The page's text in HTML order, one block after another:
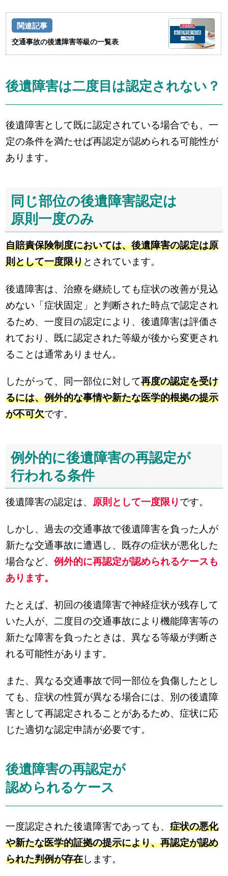
交通事故の後遺障害等級の一覧表
後遺障害は二度目は認定されない？
後遺障害として既に認定されている場合でも、一
定の条件を満たせば再認定が認められる可能性が
あります。
同じ部位の後遺障害認定は
原則一度のみ
自賠責保険制度においては、後遺障害の認定は原
則として一度限りとされています。
後遺障害は、治療を継続しても症状の改善が見込
めない「症状固定」と判断された時点で認定され
るため、一度目の認定により、後遺障害は評価さ
れており、既に認定された等級が後から変更され
ることは通常ありません。
したがって、同一部位に対して再度の認定を受け
るには、例外的な事情や新たな医学的根拠の提示
が不可欠です。
例外的に後遺障害の再認定が
行われる条件
後遺障害の認定は、 原則として一度限り です。
しかし、過去の交通事故で後遺障害を負った人が
新たな交通事故に遭遇し、既存の症状が悪化した
場合など、例外的に再認定が認められるケースも
あります。
たとえば、初回の後遺障害で神経症状が残存して
いた人が、二度目の交通事故により機能障害等の
新たな障害を負ったときは、異なる等級が判断さ
れる可能性があります。
また、異なる交通事故で同一部位を負傷したとし
ても、症状の性質が異なる場合には、別の後遺障
害として再認定されることがあるため、症状に応
じた適切な認定申請が必要です。
後遺障害の再認定が
認められるケース
一度認定された後遺障害であっても、症状の悪化
や新たな医学的証拠の提示により、再認定が認め
られた判例が存在します。